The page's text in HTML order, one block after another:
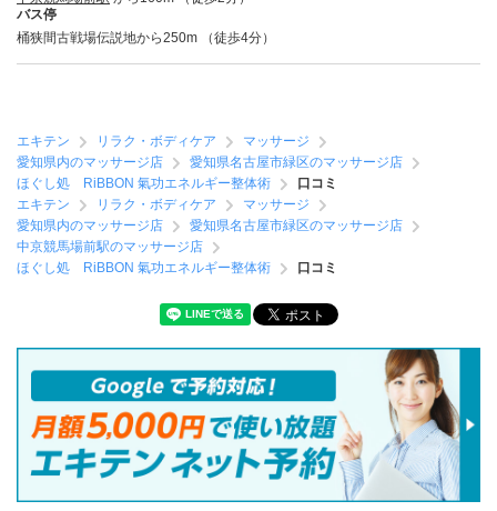
バス停
桶狭間古戦場伝説地から250m （徒歩4分）
エキテン リラク・ボディケア
マッサージ
愛知県内のマッサージ店
愛知県名古屋市緑区のマッサージ店
ほぐし処 RiBBON 氣功エネルギー整体術
口コミ
エキテン
リラク・ボディケア
マッサージ
愛知県内のマッサージ店
愛知県名古屋市緑区のマッサージ店
中京競馬場前駅のマッサージ店
ほぐし処 RiBBON 氣功エネルギー整体術
口コミ